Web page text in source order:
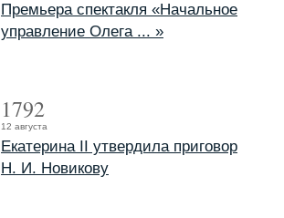
Премьера спектакля «Начальное
управление Олега ... »
1792
12 августа
Екатерина II утвердила приговор
Н. И. Новикову